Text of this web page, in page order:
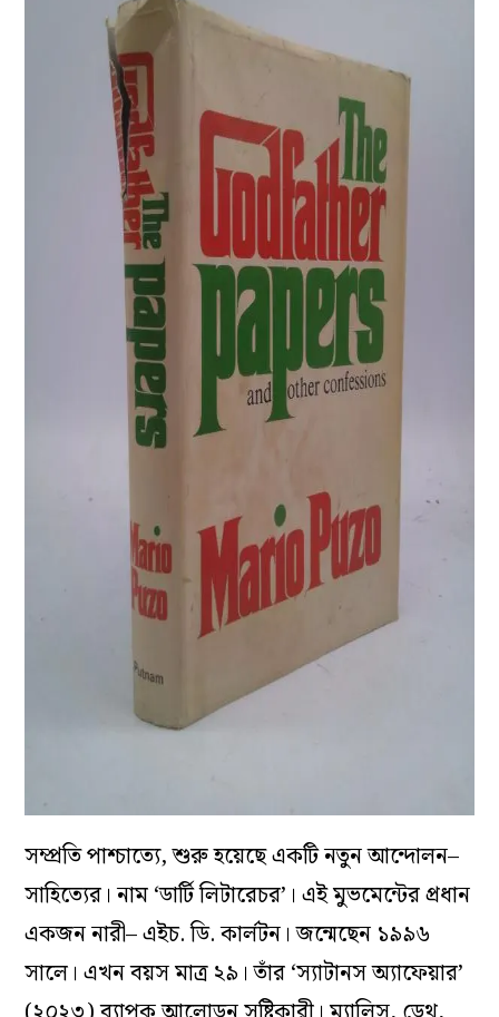
সম্প্রতি পাশ্চাত্যে, শুরু হয়েছে একটি নতুন আন্দোলন–
সাহিত্যের। নাম ‘ডার্টি লিটারেচর’। এই মুভমেন্টের প্রধান
একজন নারী– এইচ. ডি. কার্লটন। জন্মেছেন ১৯৯৬
সালে। এখন বয়স মাত্র ২৯। তাঁর ‘স্যাটানস অ্যাফেয়ার’